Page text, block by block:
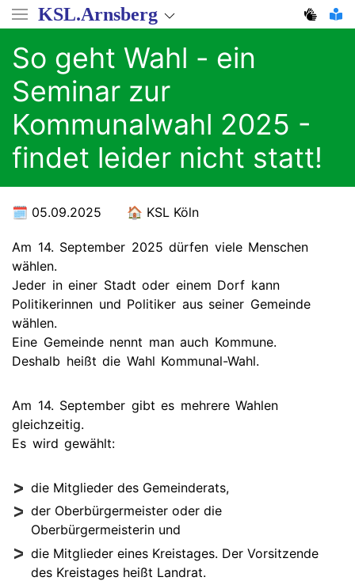
Direkt
zum
Inhalt
KSL.Arnsberg
So geht Wahl - ein
Seminar zur
Kommunalwahl 2025 -
findet leider nicht statt!
05.09.2025 KSL Köln
Am 14. September 2025 dürfen viele Menschen
wählen.
Jeder in einer Stadt oder einem Dorf kann
Politikerinnen und Politiker aus seiner Gemeinde
wählen.
Eine Gemeinde nennt man auch Kommune.
Deshalb heißt die Wahl Kommunal-Wahl.
Am 14. September gibt es mehrere Wahlen
gleichzeitig.
Es wird gewählt:
die Mitglieder des Gemeinderats,
der Oberbürgermeister oder die
Oberbürgermeisterin und
die Mitglieder eines Kreistages. Der Vorsitzende
des Kreistages heißt Landrat.